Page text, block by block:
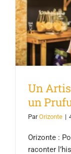
Un
un
ParOrizonte |
Orizonte :
raconter